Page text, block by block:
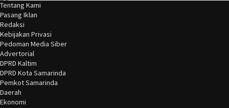
Tentang Kami
Pasang Iklan
Redaksi
Kebijakan Privasi
Pedoman Media Siber
Advertorial
DPRD Kaltim
DPRD Kota Samarinda
Pemkot Samarinda
Daerah
Ekonomi